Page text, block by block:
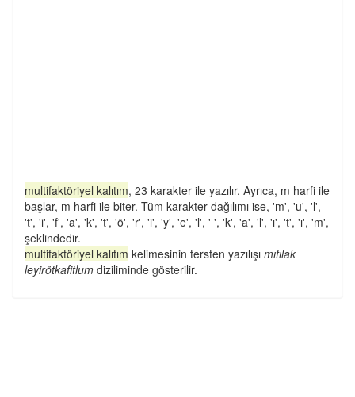
multifaktöriyel kalıtım, 23 karakter ile yazılır. Ayrıca, m harfi ile
başlar, m harfi ile biter. Tüm karakter dağılımı ise, 'm', 'u', 'l',
't', 'i', 'f', 'a', 'k', 't', 'ö', 'r', 'i', 'y', 'e', 'l', ' ', 'k', 'a', 'l', 'ı', 't', 'ı', 'm',
şeklindedir.
multifaktöriyel kalıtım kelimesinin tersten yazılışı mıtılak
leyirötkafitlum diziliminde gösterilir.